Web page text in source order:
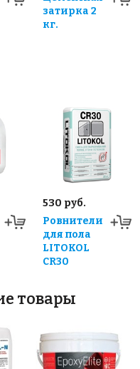
затирка 2
кг.
530 руб.
Ровнители
для пола
LITOKOL
CR30
товары